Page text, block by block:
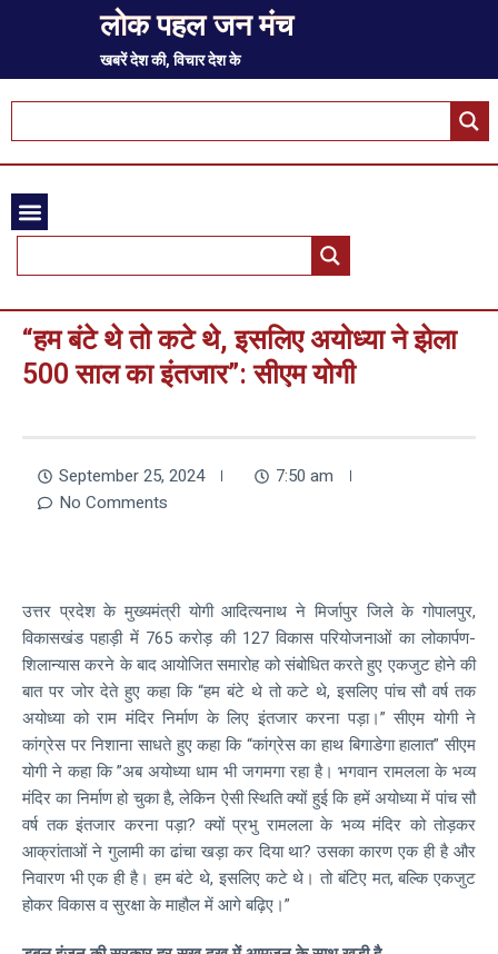
लोक पहल जन मंच
खबरें देश की, विचार देश के
“हम बंटे थे तो कटे थे, इसलिए अयोध्या ने झेला
500 साल का इंतजार”: सीएम योगी
September 25, 2024
7:50 am
No Comments
उत्तर प्रदेश के मुख्यमंत्री योगी आदित्यनाथ ने मिर्जापुर जिले के गोपालपुर,
विकासखंड पहाड़ी में 765 करोड़ की 127 विकास परियोजनाओं का लोकार्पण-
शिलान्यास करने के बाद आयोजित समारोह को संबोधित करते हुए एकजुट होने की
बात पर जोर देते हुए कहा कि “हम बंटे थे तो कटे थे, इसलिए पांच सौ वर्ष तक
अयोध्या को राम मंदिर निर्माण के लिए इंतजार करना पड़ा।” सीएम योगी ने
कांग्रेस पर निशाना साधते हुए कहा कि “कांग्रेस का हाथ बिगाडेगा हालात” सीएम
योगी ने कहा कि ”अब अयोध्या धाम भी जगमगा रहा है। भगवान रामलला के भव्य
मंदिर का निर्माण हो चुका है, लेकिन ऐसी स्थिति क्यों हुई कि हमें अयोध्या में पांच सौ
वर्ष तक इंतजार करना पड़ा? क्यों प्रभु रामलला के भव्य मंदिर को तोड़कर
आक्रांताओं ने गुलामी का ढांचा खड़ा कर दिया था? उसका कारण एक ही है और
निवारण भी एक ही है। हम बंटे थे, इसलिए कटे थे। तो बंटिए मत, बल्कि एकजुट
होकर विकास व सुरक्षा के माहौल में आगे बढ़िए।”